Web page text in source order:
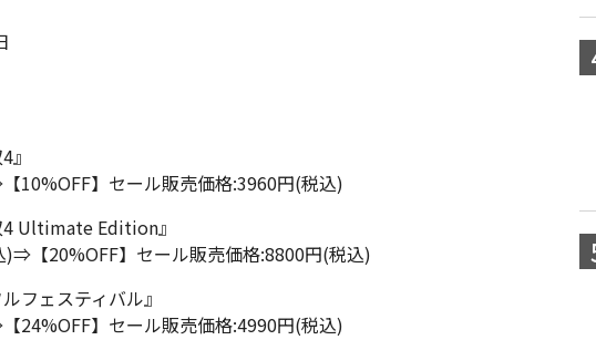
10%OFF】セール販売価格:3960円(税込)
Ultimate Edition』
【20%OFF】セール販売価格:8800円(税込)
フェスティバル』
24%OFF】セール販売価格:4990円(税込)